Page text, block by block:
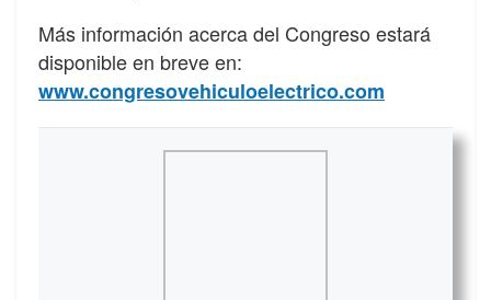
Más información acerca del Congreso estará
disponible en breve en:
www.congresovehiculoelectrico.com